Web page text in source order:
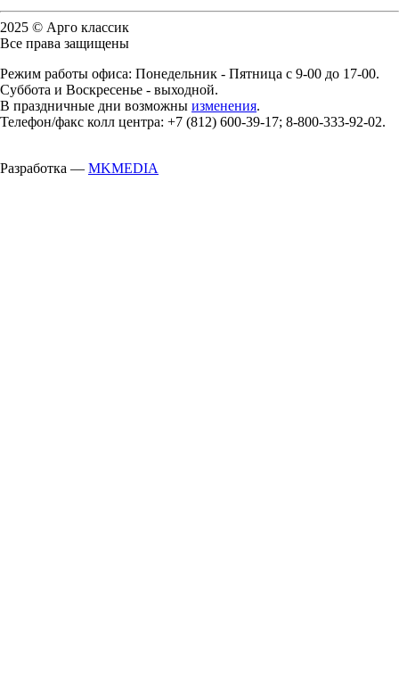
2025 © Арго классик
Все права защищены
Режим работы офиса: Понедельник - Пятница с 9-00 до 17-00.
Суббота и Воскресенье - выходной.
В праздничные дни возможны изменения.
Телефон/факс колл центра: +7 (812) 600-39-17; 8-800-333-92-02.
Разработка — MKMEDIA